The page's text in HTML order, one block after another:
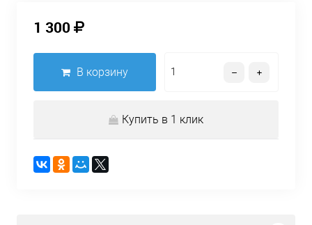
1 300
В корзину
Купить в 1 клик